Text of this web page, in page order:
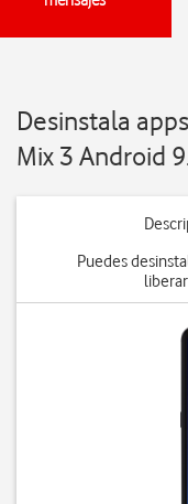
Desinstala
Mix 3 Android
Puedes